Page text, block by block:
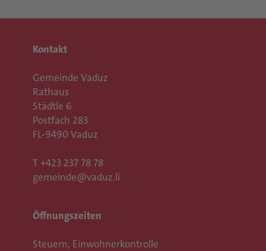
Kontakt
Gemeinde Vaduz
Rathaus
Städtle 6
Postfach 283
FL-9490 Vaduz
T +423 237 78 78
gemeinde@vaduz.li
Öffnungszeiten
Steuern, Einwohnerkontrolle